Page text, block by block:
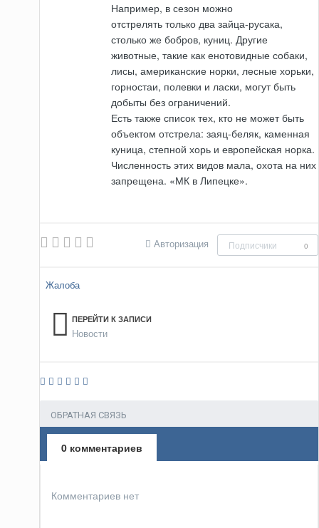
Например, в сезон можно
отстрелять только два зайца-русака,
столько же бобров, куниц. Другие
животные, такие как енотовидные собаки,
лисы, американские норки, лесные хорьки,
горностаи, полевки и ласки, могут быть
добыты без ограничений.
Есть также список тех, кто не может быть
объектом отстрела: заяц-беляк, каменная
куница, степной хорь и европейская норка.
Численность этих видов мала, охота на них
запрещена. «МК в Липецке».
Авторизация Подписчики 0
Жалоба
ПЕРЕЙТИ К ЗАПИСИ
Новости
ОБРАТНАЯ СВЯЗЬ
0 комментариев
Комментариев нет